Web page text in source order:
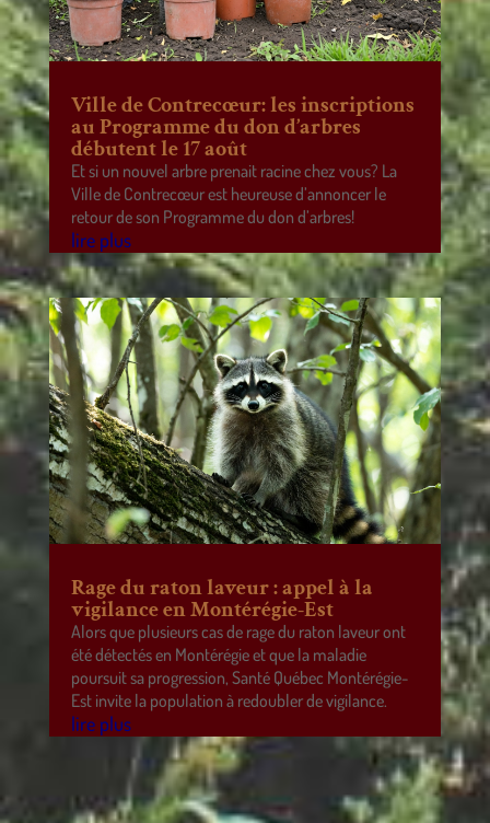
Ville de Contrecœur: les inscriptions
au Programme du don d’arbres
débutent le 17 août
Et si un nouvel arbre prenait racine chez vous? La
Ville de Contrecœur est heureuse d’annoncer le
retour de son Programme du don d’arbres!
lire plus
Rage du raton laveur : appel à la
vigilance en Montérégie-Est
Alors que plusieurs cas de rage du raton laveur ont
été détectés en Montérégie et que la maladie
poursuit sa progression, Santé Québec Montérégie-
Est invite la population à redoubler de vigilance.
lire plus